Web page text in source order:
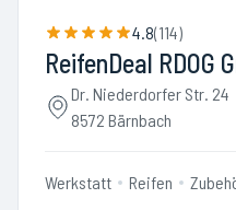
4.8(114)
ReifenDeal RDOG
Dr. Niederdorfer Str. 24
8572 Bärnbach
Werkstatt Reifen